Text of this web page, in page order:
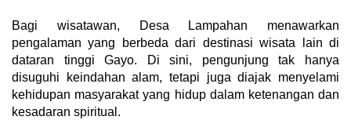
Bagi wisatawan, Desa Lampahan menawarkan
pengalaman yang berbeda dari destinasi wisata lain di
dataran tinggi Gayo. Di sini, pengunjung tak hanya
disuguhi keindahan alam, tetapi juga diajak menyelami
kehidupan masyarakat yang hidup dalam ketenangan dan
kesadaran spiritual.